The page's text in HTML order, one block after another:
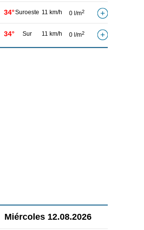
34°Suroeste 11 km/h 0 l/m2
34° Sur 11 km/h 0 l/m2
Miércoles 12.08.2026